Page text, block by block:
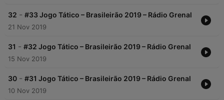
32 - #33 Jogo Tático – Brasileirão 2019 – Rádio Grenal
21 Nov 2019
31 - #32 Jogo Tático – Brasileirão 2019 – Rádio Grenal
15 Nov 2019
30 - #31 Jogo Tático – Brasileirão 2019 – Rádio Grenal
10 Nov 2019